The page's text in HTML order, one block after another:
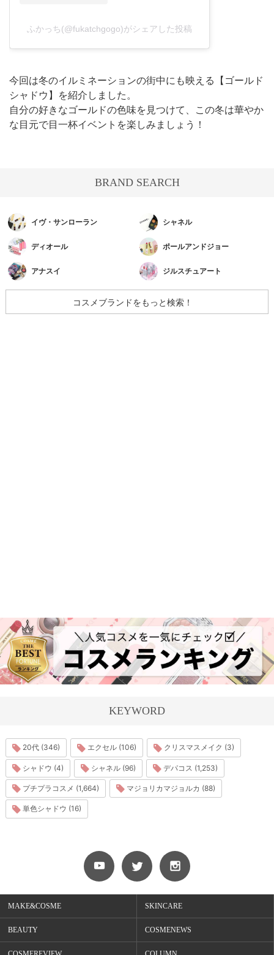
ふかっち(@fukatchgogo)がシェアした投稿
今回は冬のイルミネーションの街中にも映える【ゴールド
シャドウ】を紹介しました。
自分の好きなゴールドの色味を見つけて、この冬は華やか
な目元で目一杯イベントを楽しみましょう！
BRAND SEARCH
イヴ・サンローラン シャネル
ディオール ポールアンドジョー
アナスイ ジルスチュアート
コスメブランドをもっと検索！
KEYWORD
20代 (346) エクセル (106) クリスマスメイク (3)
シャドウ (4) シャネル (96) デパコス (1,253)
プチプラコスメ (1,664) マジョリカマジョルカ (88)
単色シャドウ (16)
MAKE&COSME SKINCARE
BEAUTY COSMENEWS